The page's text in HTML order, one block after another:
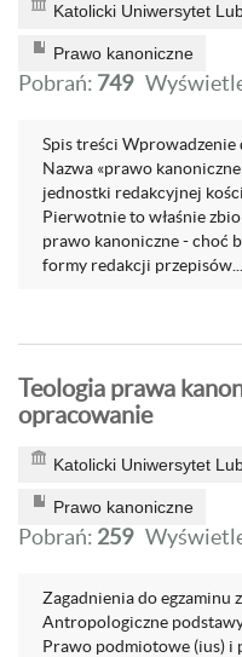
Katolicki Uniwersytet
Prawo kanoniczne
Pobrań: 749
Spis treści
Nazwa «prawo
jednostki redakcyjnej
Pierwotnie to właśnie
prawo kanoniczne - choć
formy redakcji przepisów...
Teologia prawa
opracowanie
Katolicki Uniwersytet
Prawo kanoniczne
Pobrań: 259
Zagadnienia do
Antropologiczne
Prawo podmiotowe (ius) i